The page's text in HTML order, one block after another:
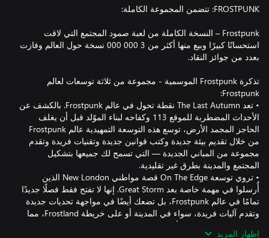
Frostpunk – النسخة الكاملة من لعبة صمود المجتمع التي لاقت
استحسانًا كبيرًا وبيع منها أكثر من 3 000 000 نسخة حول العالم وفازت
تذكرة Frostpunk الموسمية - مجموعة من ثلاثة توسعات لعالم
• تعد The Last Autumn نقطة تحول في عالم Frostpunk. بالكشف عن
الأحداث المضطربة للموقع 113 وكفاحه لبناء الموّلد قبل أن يغلف
الحاجز المجمد الأرض، توسع هذه التوسعة التمهيدية عالم Frostpunk
من خلال تقديم بيئة جديدة وكتب قوانين جديدة وتقنيات فريدة وتقدم
مجموعة من المباني الجديدة — التي تسمح لك جميعها بتشكيل
• تروي توسعة On The Edge قصة مواطني New London الذين
أُرسلوا في مهمة خاصة بعد Great Storm. إنها لا تفتح فقط فصلًا جديدًا
تمامًا في عالم Frostpunk، بل تضعك أيضًا في مواجهة تحديات جديدة
وتقدم آليات فريدة، سواء في المدينة أو على خريطة Frostland، مما
إظهار المزيد